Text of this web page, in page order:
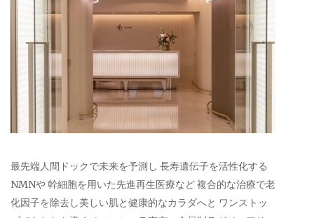
最先端人間ドックで未来を予測し 長寿遺伝子を活性化する
NMNや 幹細胞を用いた先進再生医療など 複合的な治療で老
化因子を除去し美しい肌と健康的なカラダへと ワンストッ